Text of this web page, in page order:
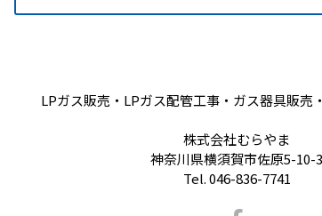
LPガス販売・LPガス配管工事・ガス器具販売
株式会社むらやま
神奈川県横須賀市佐原5-10-3
Tel. 046-836-7741